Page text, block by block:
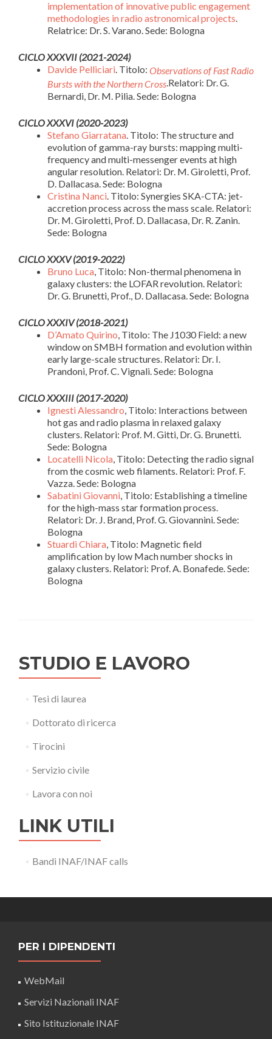
implementation of innovative public engagement
methodologies in radio astronomical projects.
Relatrice: Dr. S. Varano. Sede: Bologna
CICLO XXXVII (2021-2024)
Davide Pelliciari. Titolo: Observations of Fast Radio
Bursts with the Northern Cross.Relatori: Dr. G.
Bernardi, Dr. M. Pilia. Sede: Bologna
CICLO XXXVI (2020-2023)
Stefano Giarratana. Titolo: The structure and
evolution of gamma-ray bursts: mapping multi-
frequency and multi-messenger events at high
angular resolution. Relatori: Dr. M. Giroletti, Prof.
D. Dallacasa. Sede: Bologna
Cristina Nanci. Titolo: Synergies SKA-CTA: jet-
accretion process across the mass scale. Relatori:
Dr. M. Giroletti, Prof. D. Dallacasa, Dr. R. Zanin.
Sede: Bologna
CICLO XXXV (2019-2022)
Bruno Luca, Titolo: Non-thermal phenomena in
galaxy clusters: the LOFAR revolution. Relatori:
Dr. G. Brunetti, Prof., D. Dallacasa. Sede: Bologna
CICLOXXXIV (2018-2021)
D’Amato Quirino, Titolo: The J1030 Field: a new
window on SMBH formation and evolution within
early large-scale structures. Relatori: Dr. I.
Prandoni, Prof. C. Vignali. Sede: Bologna
CICLOXXXIII (2017-2020)
Ignesti Alessandro, Titolo: Interactions between
hot gas and radio plasma in relaxed galaxy
clusters. Relatori: Prof. M. Gitti, Dr. G. Brunetti.
Sede: Bologna
Locatelli Nicola, Titolo: Detecting the radio signal
from the cosmic web filaments. Relatori: Prof. F.
Vazza. Sede: Bologna
Sabatini Giovanni, Titolo: Establishing a timeline
for the high-mass star formation process.
Relatori: Dr. J. Brand, Prof. G. Giovannini. Sede:
Bologna
Stuardi Chiara, Titolo: Magnetic field
amplification by low Mach number shocks in
galaxy clusters. Relatori: Prof. A. Bonafede. Sede:
Bologna
STUDIO E LAVORO
Tesi di laurea
Dottorato di ricerca
Tirocini
Servizio civile
Lavora con noi
LINK UTILI
Bandi INAF/INAF calls
PER I DIPENDENTI
WebMail
Servizi Nazionali INAF
Sito Istituzionale INAF